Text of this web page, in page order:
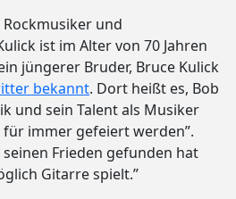
und
ist im Alter von 70 Jahren
jüngerer Bruder, Bruce Kulick
bekannt. Dort heißt es, Bob
und sein Talent als Musiker
immer gefeiert werden”.
Frieden gefunden hat
Gitarre spielt.”